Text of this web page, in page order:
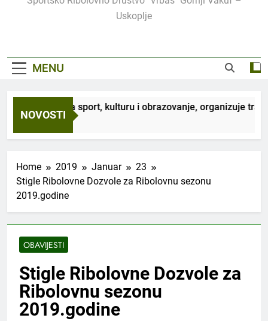
Uskoplje
MENU
NOVOSTI
JU Centar za sport, kulturu i obrazovanje, organizuje
Home 2019 Januar
23
Stigle Ribolovne Dozvole za Ribolovnu sezonu
2019.godine
OBAVIJESTI
Stigle Ribolovne Dozvole za
Ribolovnu sezonu
2019.godine